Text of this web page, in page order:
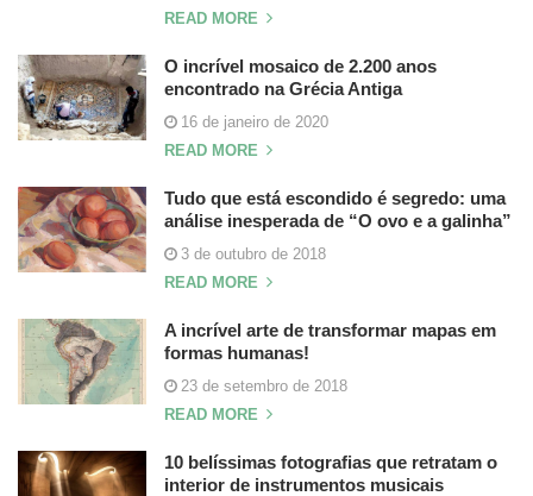
READ MORE
O incrível mosaico de 2.200 anos
encontrado na Grécia Antiga
16 de janeiro de 2020
READ MORE
Tudo que está escondido é segredo: uma
análise inesperada de “O ovo e a galinha”
3 de outubro de 2018
READ MORE
A incrível arte de transformar mapas em
formas humanas!
23 de setembro de 2018
READ MORE
10 belíssimas fotografias que retratam o
interior de instrumentos musicais